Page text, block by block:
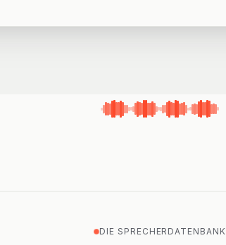
DIE SPRECHERDATENBANK